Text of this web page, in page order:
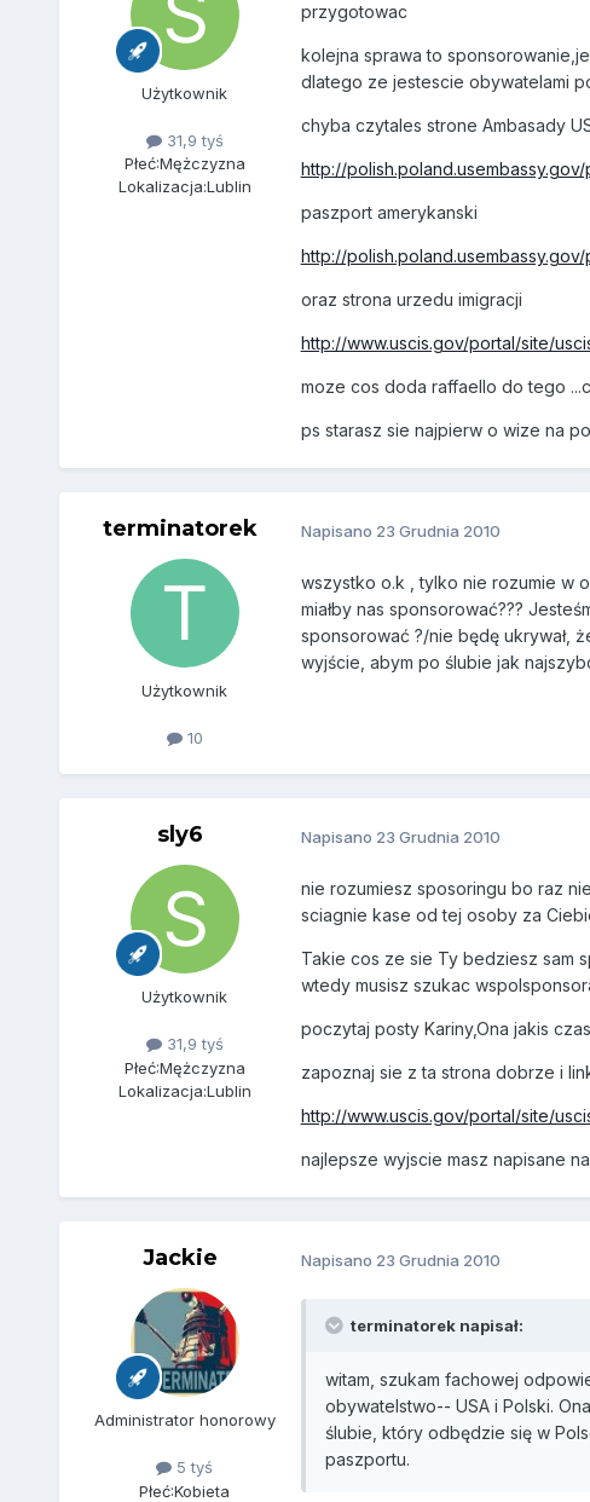
Użytkownik
31,9 tyś
Płeć:Mężczyzna
Lokalizacja:Lublin
przygotowac
kolejna sprawa to
dlatego ze jestescie obywatelami
chyba czytales strone Ambasady
http://polish.poland.usembassy.gov/
paszport amerykanski
http://polish.poland.usembassy.gov/
oraz strona urzedu imigracji
http://www.uscis.gov/portal/site/
moze cos doda raffaello do tego
ps starasz sie najpierw o wize na
terminatorek
Użytkownik
10
Napisano 23 Grudnia 2010
wszystko o.k , tylko nie rozumie w
miałby nas sponsorować???
sponsorować ?/nie będę ukrywał,
wyjście, abym po ślubie jak
sly6
Użytkownik
31,9 tyś
Płeć:Mężczyzna
Lokalizacja:Lublin
Napisano 23 Grudnia 2010
nie rozumiesz sposoringu bo raz
sciagnie kase od tej osoby za
Takie cos ze sie Ty bedziesz sam
wtedy musisz szukac
poczytaj posty Kariny,Ona jakis
zapoznaj sie z ta strona dobrze i
http://www.uscis.gov/portal/site/
najlepsze wyjscie masz napisane
Jackie
Administrator honorowy
5 tyś
Płeć:Kobieta
Napisano 23 Grudnia 2010
terminatorek napisał:
witam, szukam fachowej
obywatelstwo-- USA i Polski.
ślubie, który odbędzie się w
paszportu.